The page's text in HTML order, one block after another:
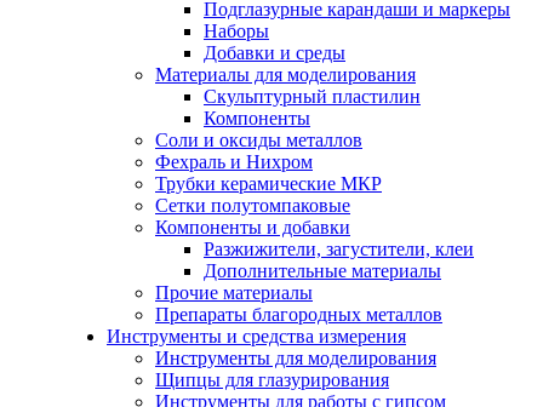
Подглазурные карандаши и маркеры
Наборы
Добавки и среды
Материалы для моделирования
Скульптурный пластилин
Компоненты
Соли и оксиды металлов
Фехраль и Нихром
Трубки керамические МКР
Сетки полутомпаковые
Компоненты и добавки
Разжижители, загустители, клеи
Дополнительные материалы
Прочие материалы
Препараты благородных металлов
Инструменты и средства измерения
Инструменты для моделирования
Щипцы для глазурирования
Инструменты для работы с гипсом